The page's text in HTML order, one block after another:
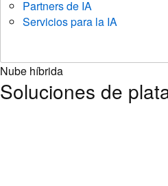
Partners de IA
Servicios para la IA
Nube híbrida
Soluciones de